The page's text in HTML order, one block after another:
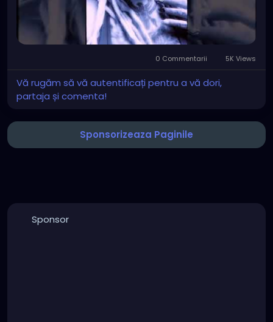
0 Commentarii 5K Views
Vă rugăm să vă autentificați pentru a vă dori,
partaja și comenta!
Sponsorizeaza Paginile
Sponsor